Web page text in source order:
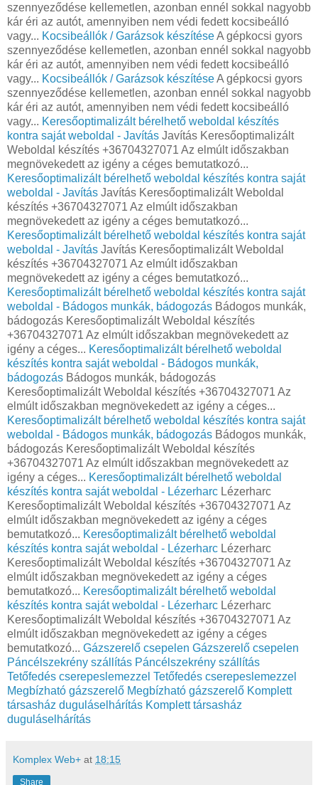
szennyeződése kellemetlen, azonban ennél sokkal nagyobb
kár éri az autót, amennyiben nem védi fedett kocsibeálló
vagy... Kocsibeállók / Garázsok készítéseA gépkocsi gyors
szennyeződése kellemetlen, azonban ennél sokkal nagyobb
kár éri az autót, amennyiben nem védi fedett kocsibeálló
vagy... Kocsibeállók / Garázsok készítéseA gépkocsi gyors
szennyeződése kellemetlen, azonban ennél sokkal nagyobb
kár éri az autót, amennyiben nem védi fedett kocsibeálló
vagy... Keresőoptimalizált bérelhető weboldal készítés
kontra saját weboldal - Javítás Javítás Keresőoptimalizált
Weboldal készítés +36704327071 Az elmúlt időszakban
megnövekedett az igény a céges bemutatkozó...
Keresőoptimalizált bérelhető weboldal készítés kontra saját
weboldal - Javítás Javítás Keresőoptimalizált Weboldal
készítés +36704327071 Az elmúlt időszakban
megnövekedett az igény a céges bemutatkozó...
Keresőoptimalizált bérelhető weboldal készítés kontra saját
weboldal - Javítás Javítás Keresőoptimalizált Weboldal
készítés +36704327071 Az elmúlt időszakban
megnövekedett az igény a céges bemutatkozó...
Keresőoptimalizált bérelhető weboldal készítés kontra saját
weboldal - Bádogos munkák, bádogozás Bádogos munkák,
bádogozás Keresőoptimalizált Weboldal készítés
+36704327071 Az elmúlt időszakban megnövekedett az
igény a céges... Keresőoptimalizált bérelhető weboldal
készítés kontra saját weboldal - Bádogos munkák,
bádogozás Bádogos munkák, bádogozás
Keresőoptimalizált Weboldal készítés +36704327071 Az
elmúlt időszakban megnövekedett az igény a céges...
Keresőoptimalizált bérelhető weboldal készítés kontra saját
weboldal - Bádogos munkák, bádogozás Bádogos munkák,
bádogozás Keresőoptimalizált Weboldal készítés
+36704327071 Az elmúlt időszakban megnövekedett az
igény a céges... Keresőoptimalizált bérelhető weboldal
készítés kontra saját weboldal - Lézerharc Lézerharc
Keresőoptimalizált Weboldal készítés +36704327071 Az
elmúlt időszakban megnövekedett az igény a céges
bemutatkozó... Keresőoptimalizált bérelhető weboldal
készítés kontra saját weboldal - Lézerharc Lézerharc
Keresőoptimalizált Weboldal készítés +36704327071 Az
elmúlt időszakban megnövekedett az igény a céges
bemutatkozó... Keresőoptimalizált bérelhető weboldal
készítés kontra saját weboldal - Lézerharc Lézerharc
Keresőoptimalizált Weboldal készítés +36704327071 Az
elmúlt időszakban megnövekedett az igény a céges
bemutatkozó... Gázszerelő csepelen Gázszerelő csepelen
Páncélszekrény szállítás Páncélszekrény szállítás
Tetőfedés cserepeslemezzel Tetőfedés cserepeslemezzel
Megbízható gázszerelő Megbízható gázszerelő Komplett
társasház duguláselhárítás Komplett társasház
duguláselhárítás
Komplex Web+ at 18:15
Share